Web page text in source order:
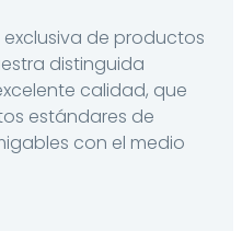
de productos
distinguida
calidad, que
estándares de
con el medio